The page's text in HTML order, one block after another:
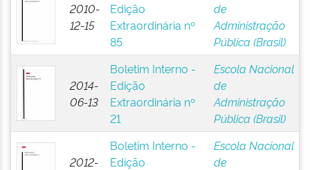
2010-
12-15
Edição
Extraordinária nº
85
de
Administração
Pública (Brasil)
2014-
06-13
Boletim Interno -
Edição
Extraordinária nº
21
Escola Nacional
de
Administração
Pública (Brasil)
2012-
Boletim Interno -
Edição
Escola Nacional
de